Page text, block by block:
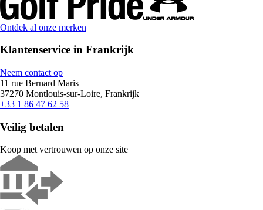
Ontdek al onze merken
Klantenservice in Frankrijk
Neem contact op
11 rue Bernard Maris
37270 Montlouis-sur-Loire, Frankrijk
+33 1 86 47 62 58
Veilig betalen
Koop met vertrouwen op onze site